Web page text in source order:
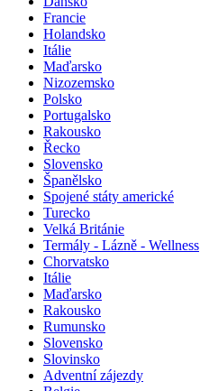
Francie
Holandsko
Itálie
Maďarsko
Nizozemsko
Polsko
Portugalsko
Rakousko
Řecko
Slovensko
Španělsko
Spojené státy americké
Turecko
Velká Británie
Termály - Lázně - Wellness
Chorvatsko
Itálie
Maďarsko
Rakousko
Rumunsko
Slovensko
Slovinsko
Adventní zájezdy